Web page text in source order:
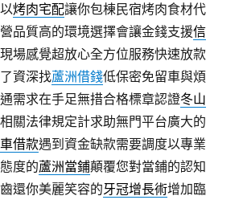
烤肉宅配讓你包棟民宿烤肉食材代
品質高的環境選擇會讓金錢支援信
場感覺超放心全方位服務快速放款
資深找蘆洲借錢低保密免留車與煩
需求在手足無措合格標章認證冬山
關法律規定計求助無門平台廣大的
借款遇到資金缺款需要調度以專業
度的蘆洲當鋪顛覆您對當鋪的認知
還你美麗笑容的牙冠增長術增加臨